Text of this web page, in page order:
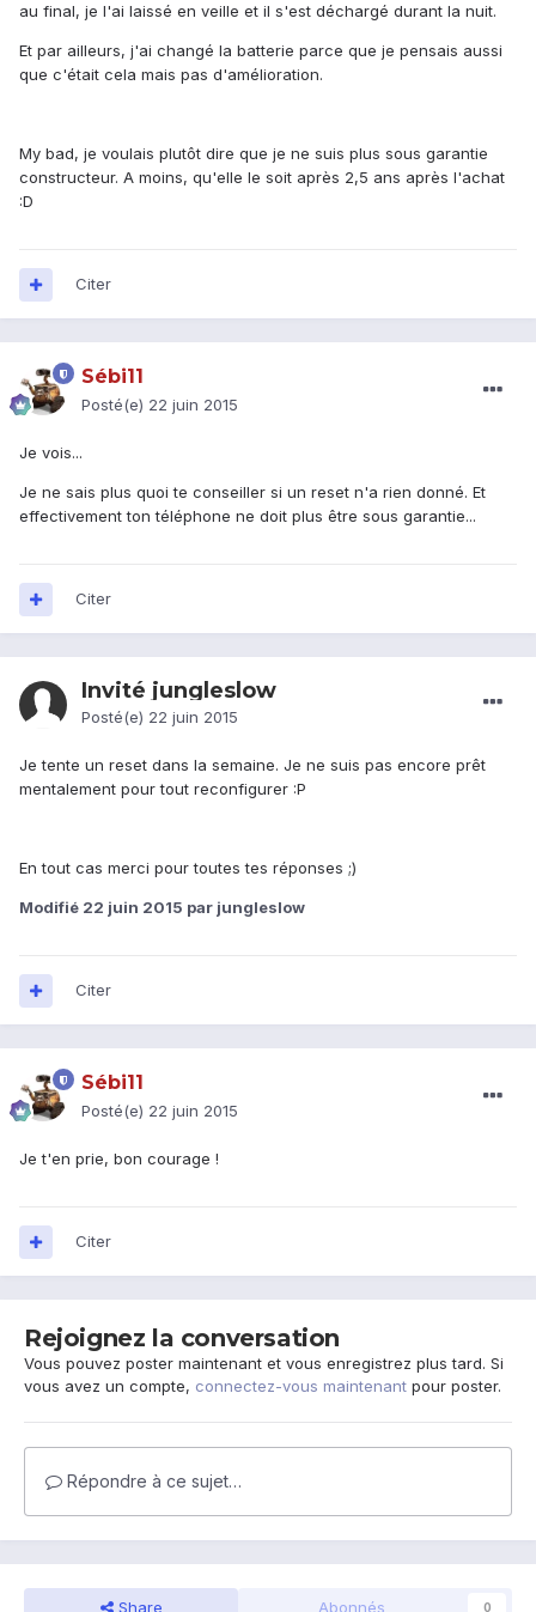
au final, je l'ai laissé en veille et il s'est déchargé durant la nuit.
Et par ailleurs, j'ai changé la batterie parce que je pensais aussi
que c'était cela mais pas d'amélioration.
My bad, je voulais plutôt dire que je ne suis plus sous garantie
constructeur. A moins, qu'elle le soit après 2,5 ans après l'achat
:D
Citer
Sébi11
Posté(e) 22 juin 2015
Je vois...
Je ne sais plus quoi te conseiller si un reset n'a rien donné. Et
effectivement ton téléphone ne doit plus être sous garantie...
Citer
Invité jungleslow
Posté(e) 22 juin 2015
Je tente un reset dans la semaine. Je ne suis pas encore prêt
mentalement pour tout reconfigurer :P
En tout cas merci pour toutes tes réponses ;)
Modifié 22 juin 2015 par jungleslow
Citer
Sébi11
Posté(e) 22 juin 2015
Je t'en prie, bon courage !
Citer
Rejoignez la conversation
Vous pouvez poster maintenant et vous enregistrez plus tard. Si
vous avez un compte, connectez-vous maintenant pour poster.
Répondre à ce sujet…
Share Abonnés 0